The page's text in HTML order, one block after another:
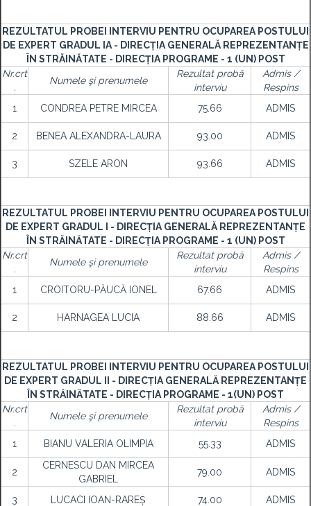
REZULTATUL PROBEI INTERVIU PENTRU OCUPAREA POSTULUI
DE EXPERT GRADUL IA - DIRECȚIA GENERALĂ REPREZENTANȚE
ÎN STRĂINĂTATE - DIRECȚIA PROGRAME - 1 (UN) POST
Nr.crt
.
Numele şi prenumele
Rezultat probă
interviu
Admis /
Respins
1
CONDREA PETRE MIRCEA 75.66 ADMIS
2 BENEA ALEXANDRA-LAURA 93.00 ADMIS
3 SZELE ARON 93.66 ADMIS
REZULTATUL PROBEI INTERVIU PENTRU OCUPAREA POSTULUI
DE EXPERT GRADUL I - DIRECȚIA GENERALĂ REPREZENTANȚE
ÎN STRĂINĂTATE - DIRECȚIA PROGRAME - 1 (UN) POST
Nr.crt
.
Numele şi prenumele
Rezultat probă
interviu
Admis /
Respins
1
CROITORU-PĂUCĂ IONEL 67.66 ADMIS
2 HARNAGEA LUCIA 88.66 ADMIS
REZULTATUL PROBEI INTERVIU PENTRU OCUPAREA POSTULUI
DE EXPERT GRADUL II - DIRECȚIA GENERALĂ REPREZENTANȚE
ÎN STRĂINĂTATE - DIRECȚIA PROGRAME - 1(UN) POST
Nr.crt
.
Numele şi prenumele
Rezultat probă
interviu
Admis /
Respins
1
BIANU VALERIA OLIMPIA 55.33 ADMIS
2
CERNESCU DAN MIRCEA
GABRIEL
79.00 ADMIS
3 LUCACI IOAN-RAREȘ 74.00 ADMIS